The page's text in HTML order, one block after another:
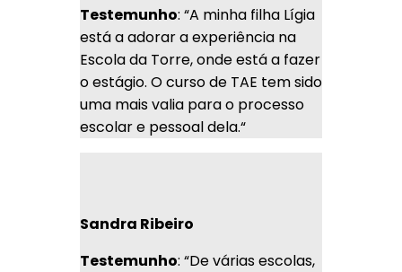
Testemunho: “A minha filha Lígia
está a adorar a experiência na
Escola da Torre, onde está a fazer
o estágio. O curso de TAE tem sido
uma mais valia para o processo
escolar e pessoal dela.“
Sandra Ribeiro
Testemunho: “De várias escolas,